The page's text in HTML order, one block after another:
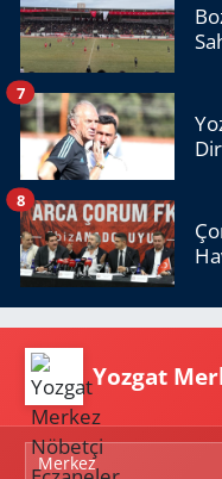
7
8
Yozgat